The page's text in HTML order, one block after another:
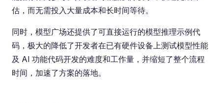
估，而无需投入大量成本和长时间等待。
同时，模型广场还提供了可直接运行的模型推理示例代
码，极大的降低了开发者在已有硬件设备上测试模型性能
及 AI 功能代码开发的难度和工作量，并缩短了整个流程
时间，加速了方案的落地。